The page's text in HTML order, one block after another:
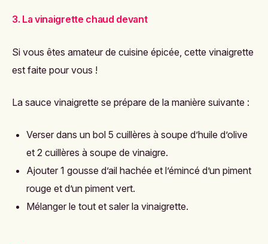
3. La vinaigrette chaud devant
Si vous êtes amateur de cuisine épicée, cette vinaigrette
est faite pour vous !
La sauce vinaigrette se prépare de la manière suivante :
Verser dans un bol 5 cuillères à soupe d’huile d’olive
et 2 cuillères à soupe de vinaigre.
Ajouter 1 gousse d’ail hachée et l’émincé d’un piment
rouge et d’un piment vert.
Mélanger le tout et saler la vinaigrette.